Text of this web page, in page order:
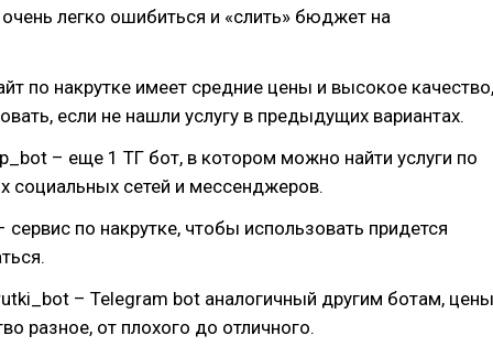
очень легко ошибиться и «слить» бюджет на
по накрутке имеет средние цены и высокое качество,
если не нашли услугу в предыдущих вариантах.
– еще 1 ТГ бот, в котором можно найти услуги по
социальных сетей и мессенджеров.
по накрутке, чтобы использовать придется
– Telegram bot аналогичный другим ботам, цены
разное, от плохого до отличного.